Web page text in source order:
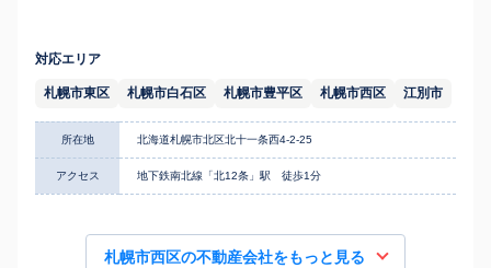
対応エリア
札幌市東区 札幌市白石区 札幌市豊平区 札幌市西区 江別市
所在地 北海道札幌市北区北十一条西4-2-25
アクセス 地下鉄南北線「北12条」駅 徒歩1分
札幌市西区の不動産会社をもっと見る